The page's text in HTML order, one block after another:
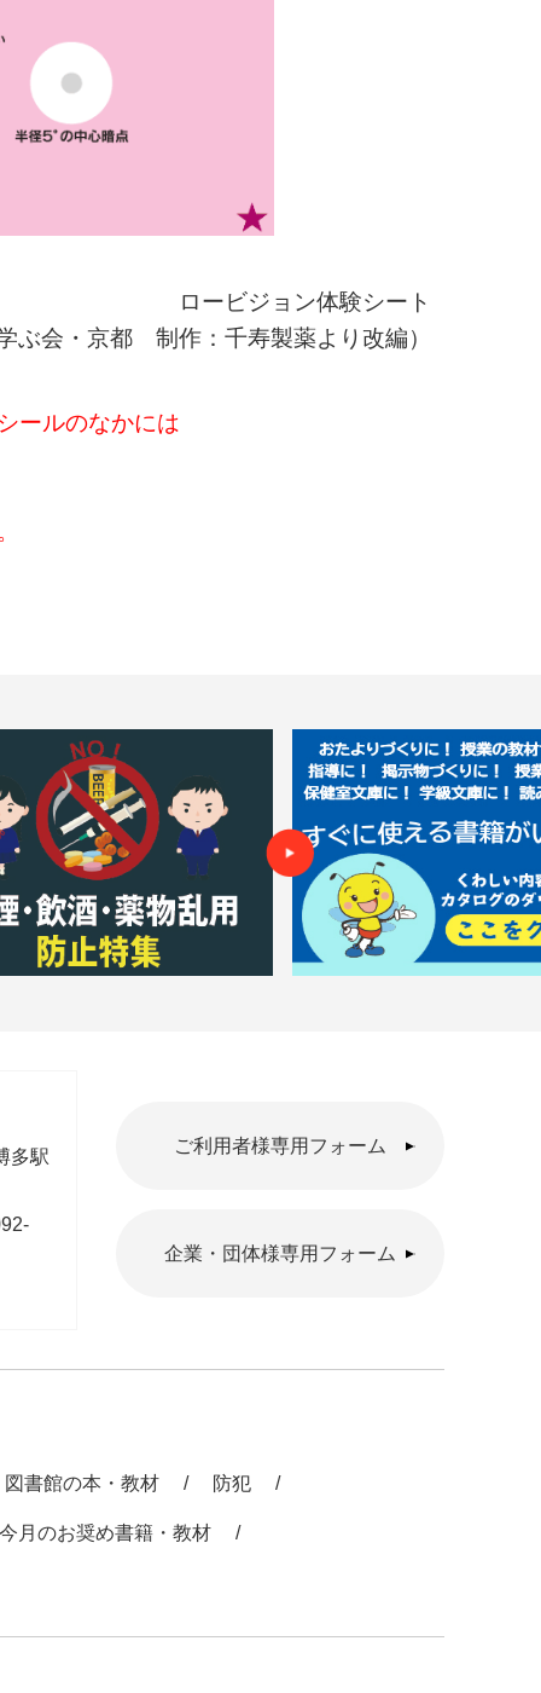
ロービジョン体験シート
ぶ会・京都 制作：千寿製薬より改編）
ールのなかには
多駅
ご利用者様専用フォーム
企業・団体様専用フォーム
図書館の本・教材 防犯
今月のお奨め書籍・教材